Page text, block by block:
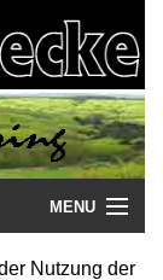
MENU
Nutzung der